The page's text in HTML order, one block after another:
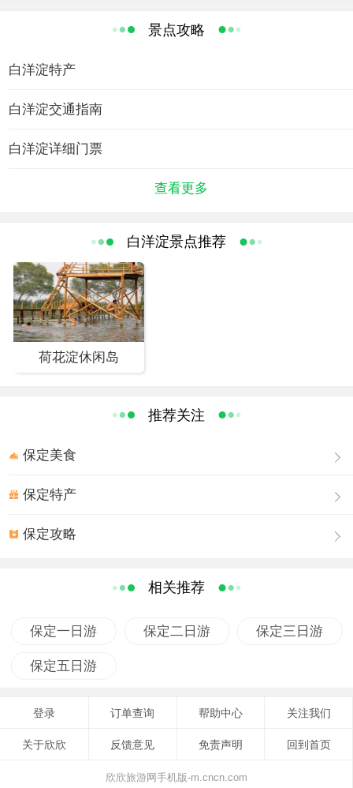
京至开封） → 霸州右转 → 上保津高速，在霸州口领卡 →
线东线 → 行车约20公里到雄县县城 → 进入县城。顺主路
前的十字路口）左转一直走，看着右手边第二个路口右
转，一直走便可到达郭里口码头 ； ③市区内：容安公路—
淡水鱼有50多种，白洋淀由堤防围护，淀内壕沟纵横，河淀相通，田园交错，
美景。素有华北明珠之称、亦有“北国江南、北地西湖”之誉。2007年，保定市
白洋淀文化
无影去无踪的队伍。他们时而化装成渔民，巧端敌人岗楼；时而出没在敌人运
翎队。
他们利用淀内沟壕纵横、港汊众多、千顷芦苇荡、万亩荷花塘得天独厚的
地理环境，发挥白洋淀人谙习水性的特点，在共产党的领导下，英勇顽强、机
智灵活，同日寇展开了水上游击战。驾小船用打野鸭子、打大雁的火枪和大抬
杆消灭了大量日本鬼子，切断了敌人的水上运输线。他们除汉奸、端岗楼、打
矛盾端岗楼等对日抗战的英雄事迹至今广为流传。在白洋淀人民长期抗战过程
和民族气节。岁月磨平了多少当年曾辉煌一时的往事，而雁翎精神却伴随着历
位于白洋淀文化苑内的雁翎队纪念馆，占地面积为1666平方米，有260多
幅珍贵历史图片和100多件实物，是抗日战争时期，军民浴血奋战抗击敌人的
命传统弘扬雁翎精神、影视厅等多个展示厅。通过大量历史照片、文字、图表
兵，寓传统的战争生活于当代的和平场景，寓教于乐。
荷花文化
盛夏观赏，微风轻拂，碧波荡漾，荷红苇绿天蓝水清，满淀的荷花亭亭玉立，
景点攻略
白洋淀特产
白洋淀交通指南
白洋淀详细门票
查看更多
白洋淀景点推荐
荷花淀休闲岛
推荐关注
保定美食
保定特产
保定攻略
相关推荐
保定一日游 保定二日游 保定三日游
保定五日游
登录 订单查询 帮助中心 关注我们
关于欣欣 反馈意见 免责声明 回到首页
欣欣旅游网手机版-m.cncn.com